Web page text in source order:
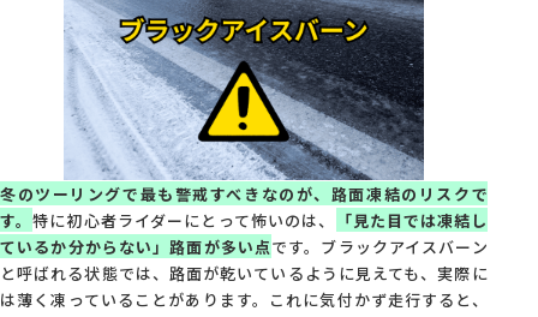
冬のツーリングで最も警戒すべきなのが、路面凍結のリスクで
す。特に初心者ライダーにとって怖いのは、
「見た目では凍結し
ているか分からない」路面が多い点です。ブラックアイスバーン
と呼ばれる状態では、路面が乾いているように見えても、実際に
は薄く凍っていることがあります。これに気付かず走行すると、